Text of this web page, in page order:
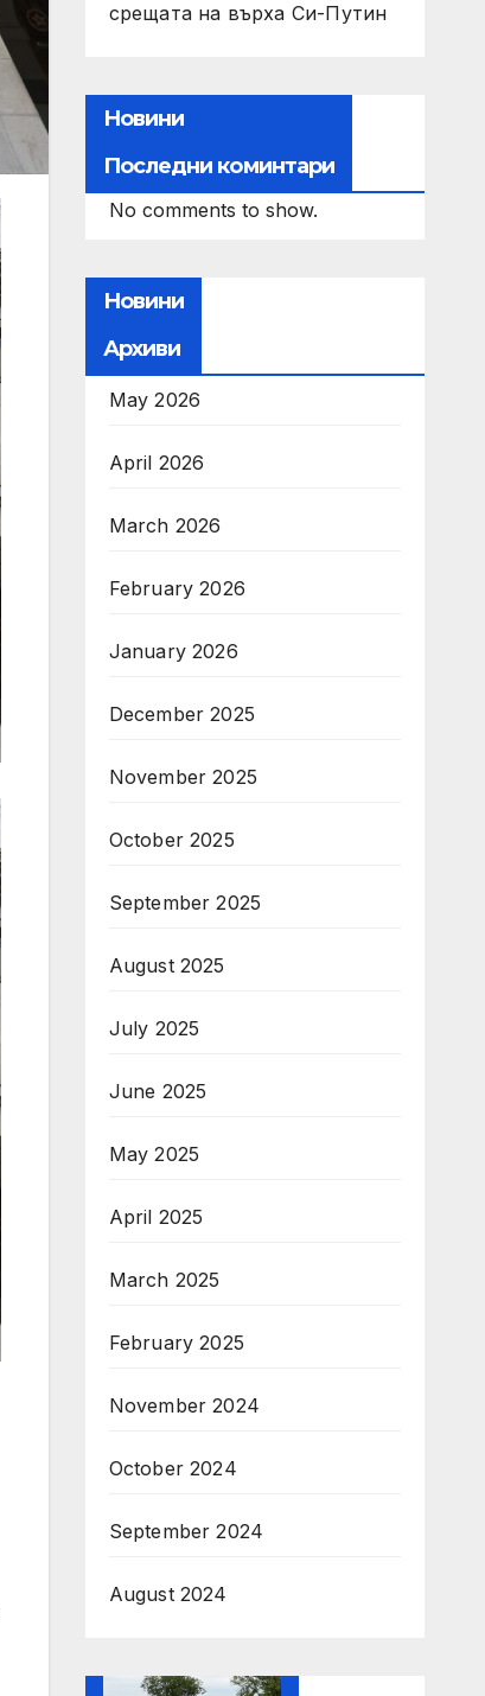
срещата на върха Си-Путин
Новини
Последни коминтари
No comments to show.
Новини
Архиви
May 2026
April 2026
March 2026
February 2026
January 2026
December 2025
November 2025
October 2025
September 2025
August 2025
July 2025
June 2025
May 2025
April 2025
March 2025
February 2025
November 2024
October 2024
September 2024
August 2024